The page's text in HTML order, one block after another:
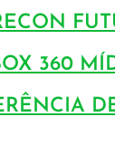
360